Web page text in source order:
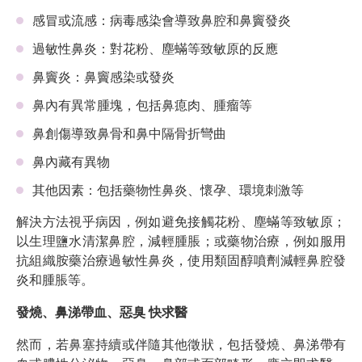
感冒或流感：病毒感染會導致鼻腔和鼻竇發炎
過敏性鼻炎：對花粉、塵蟎等致敏原的反應
鼻竇炎：鼻竇感染或發炎
鼻內有異常腫塊，包括鼻瘜肉、腫瘤等
鼻創傷導致鼻骨和鼻中隔骨折彎曲
鼻內藏有異物
其他因素：包括藥物性鼻炎、懷孕、環境刺激等
解決方法視乎病因，例如避免接觸花粉、塵蟎等致敏原；
以生理鹽水清潔鼻腔，減輕腫脹；或藥物治療，例如服用
抗組織胺藥治療過敏性鼻炎，使用類固醇噴劑減輕鼻腔發
炎和腫脹等。
發燒、鼻涕帶血、惡臭 快求醫
然而，若鼻塞持續或伴隨其他徵狀，包括發燒、鼻涕帶有